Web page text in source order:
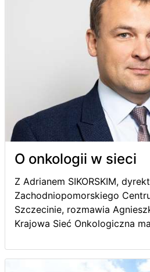
O onkologii w sieci
Z Adrianem SIKORSKIM,
Zachodniopomorskiego
Szczecinie, rozmawia
Krajowa Sieć Onkologiczna